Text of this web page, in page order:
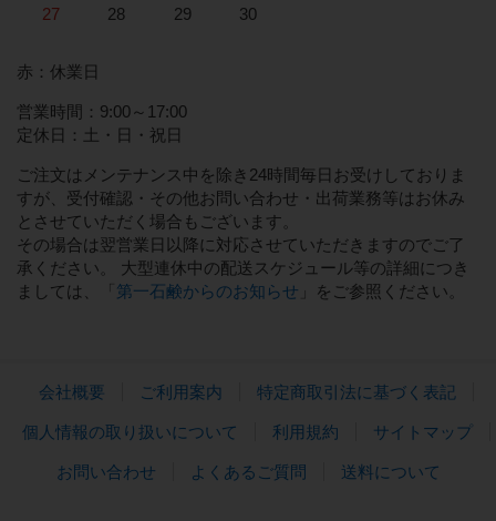
27
28 29 30
赤：休業日
営業時間：9:00～17:00
定休日：土・日・祝日
ご注文はメンテナンス中を除き24時間毎日お受けしておりま
すが、受付確認・その他お問い合わせ・出荷業務等はお休み
とさせていただく場合もございます。
その場合は翌営業日以降に対応させていただきますのでご了
承ください。 大型連休中の配送スケジュール等の詳細につき
ましては、「 第一石鹸からのお知らせ 」をご参照ください。
会社概要 ご利用案内 特定商取引法に基づく表記
個人情報の取り扱いについて 利用規約 サイトマップ
お問い合わせ よくあるご質問 送料について